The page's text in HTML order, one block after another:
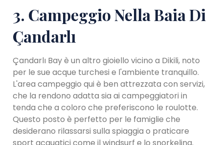
3. Campeggio Nella Baia Di
Çandarlı
Çandarlı Bay è un altro gioiello vicino a Dikili, noto
per le sue acque turchesi e l'ambiente tranquillo.
L'area campeggio qui è ben attrezzata con servizi,
che la rendono adatta sia ai campeggiatori in
tenda che a coloro che preferiscono le roulotte.
Questo posto è perfetto per le famiglie che
desiderano rilassarsi sulla spiaggia o praticare
sport acquatici come il windsurf e lo snorkeling.